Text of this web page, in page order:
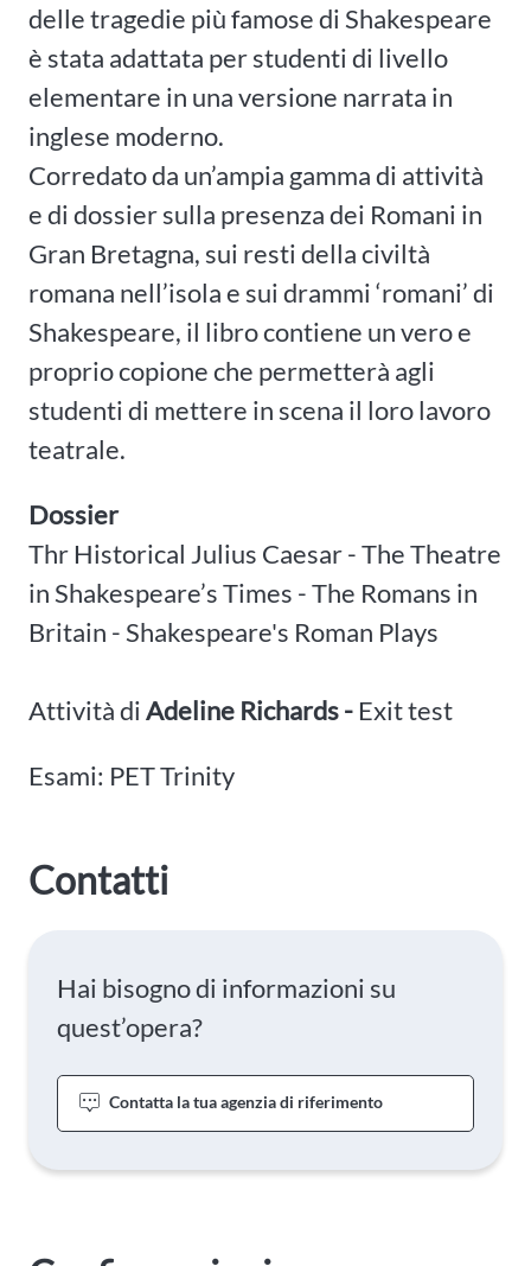
delle tragedie più famose di Shakespeare
è stata adattata per studenti di livello
elementare in una versione narrata in
inglese moderno.
Corredato da un’ampia gamma di attività
e di dossier sulla presenza dei Romani in
Gran Bretagna, sui resti della civiltà
romana nell’isola e sui drammi ‘romani’ di
Shakespeare, il libro contiene un vero e
proprio copione che permetterà agli
studenti di mettere in scena il loro lavoro
teatrale.
Dossier
Thr Historical Julius Caesar - The Theatre
in Shakespeare’s Times - The Romans in
Britain - Shakespeare's Roman Plays
Attività diAdeline Richards - Exit test
Esami: PET Trinity
Contatti
Hai bisogno di informazioni su
quest’opera?
Contatta la tua agenzia di riferimento